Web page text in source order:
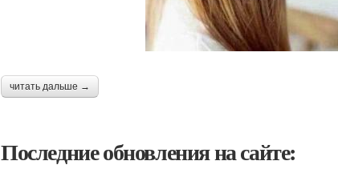
читать дальше →
Последние обновления на сайте: